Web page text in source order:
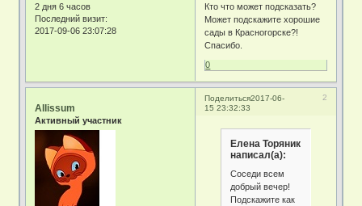
2 дня 6 часов
Последний визит:
2017-09-06 23:07:28
Кто что может подсказать?
Может подскажите хорошие
сады в Красногорске?!
Спасибо.
0
Поделиться 2
2017-06-
15 23:32:33
Allissum
Активный участник
Елена Торяник
написал(а):
Соседи всем
добрый вечер!
Подскажите как